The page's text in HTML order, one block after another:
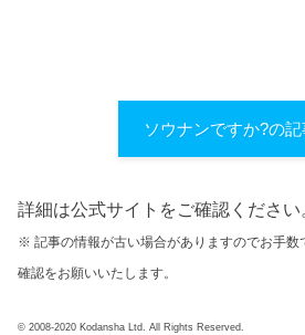
ソウナンですか?の
詳細は公式サイトをご確認ください
※ 記事の情報が古い場合がありますのでお手数
確認をお願いいたします。
© 2008-2020 Kodansha Ltd. All Rights Reserved.